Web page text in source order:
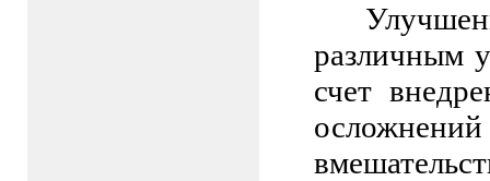
различным
счет